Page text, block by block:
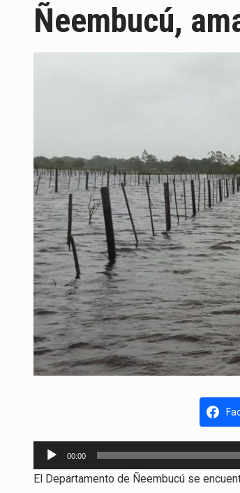
Ñeembucú,
Reproductor
de
audio
00:00
El Departamento de Ñeembucú se